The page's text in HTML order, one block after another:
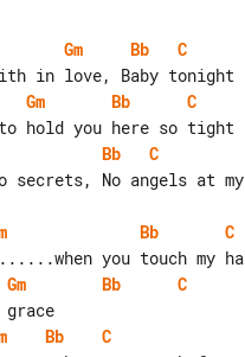
Gm Bb
C
Gm Bb
C
Bb
C
secrets, No angels at my
Bb
C
Gm Bb
C
Bb
C